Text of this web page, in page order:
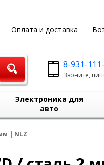
Оплата и доставка
8-931-
Звоните,
Электроника для
авто
| NLZ